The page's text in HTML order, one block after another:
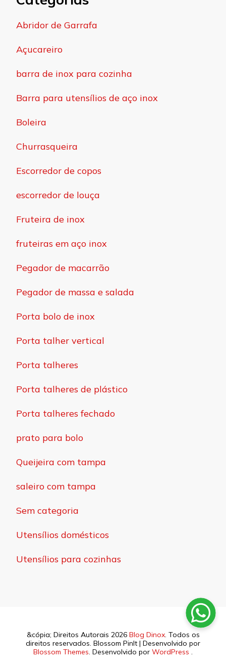
Abridor de Garrafa
Açucareiro
barra de inox para cozinha
Barra para utensílios de aço inox
Boleira
Churrasqueira
Escorredor de copos
escorredor de louça
Fruteira de inox
fruteiras em aço inox
Pegador de macarrão
Pegador de massa e salada
Porta bolo de inox
Porta talher vertical
Porta talheres
Porta talheres de plástico
Porta talheres fechado
prato para bolo
Queijeira com tampa
saleiro com tampa
Sem categoria
Utensílios domésticos
Utensílios para cozinhas
&cópia; Direitos Autorais 2026 Blog Dinox. Todos os
direitos reservados. Blossom PinIt | Desenvolvido por
Blossom Themes. Desenvolvido por WordPress .